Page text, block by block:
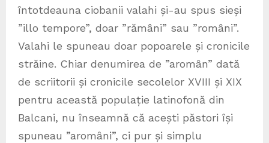
întotdeauna ciobanii valahi și-au spus sieși
”illo tempore”, doar ”rămâni” sau ”români”.
Valahi le spuneau doar popoarele și cronicile
străine. Chiar denumirea de ”aromân” dată
de scriitorii și cronicile secolelor XVIII și XIX
pentru această populație latinofonă din
Balcani, nu înseamnă că acești păstori își
spuneau ”aromâni”, ci pur și simplu